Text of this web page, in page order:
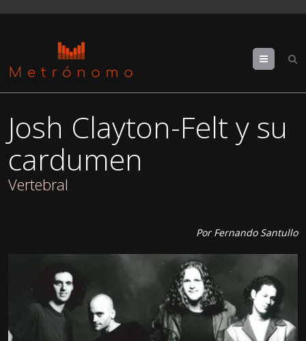
Menu
Josh Clayton-Felt y su
cardumen
Vertebral
Por Fernando Santullo